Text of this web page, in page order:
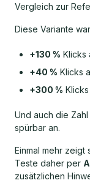
Vergleich zur
Diese Variante
+130 % Klicks
+40 % Klicks
+300 %
Und auch die
spürbar an.
Einmal mehr zeigt
Teste daher per
zusätzlichen